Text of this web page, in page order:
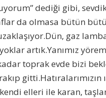
dediği gibi,
da olmasa bütün
gaz
artık.Yanımız
toprak evde bizi
elleri ile karan,